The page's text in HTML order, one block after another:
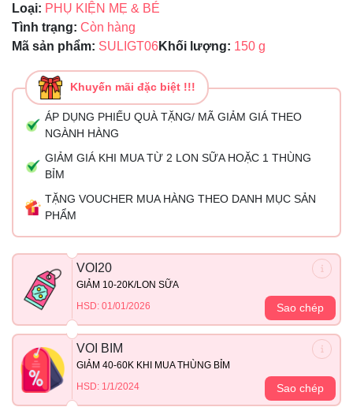
Loại: PHỤ KIỆN MẸ & BÉ
Tình trạng: Còn hàng
Mã sản phẩm: SULIGT06Khối lượng: 150 g
Khuyến mãi đặc biệt !!!
ÁP DỤNG PHIẾU QUÀ TẶNG/ MÃ GIẢM GIÁ THEO
NGÀNH HÀNG
GIẢM GIÁ KHI MUA TỪ 2 LON SỮA HOẶC 1 THÙNG
BỈM
TẶNG VOUCHER MUA HÀNG THEO DANH MỤC SẢN
PHẨM
VOI20
GIẢM 10-20K/LON SỮA
HSD: 01/01/2026
Sao chép
VOI BIM
GIẢM 40-60K KHI MUA THÙNG BỈM
HSD: 1/1/2024
Sao chép